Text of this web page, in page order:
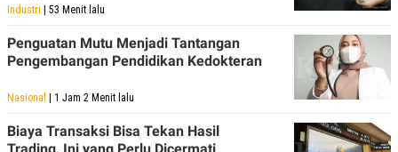
Industri | 53 Menit lalu
Penguatan Mutu Menjadi Tantangan
Pengembangan Pendidikan Kedokteran
Nasional | 1 Jam 2 Menit lalu
Biaya Transaksi Bisa Tekan Hasil
Trading, Ini yang Perlu Dicermati